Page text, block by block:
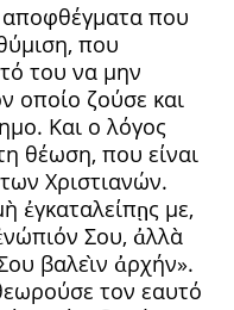
αποφθέγματα που
που
του να μην
οποίο ζούσε και
Και ο λόγος
θέωση, που είναι
Χριστιανών.
ἐγκαταλείπῃς με,
Σου, ἀλλὰ
βαλεὶν ἀρχήν».
τον εαυτό